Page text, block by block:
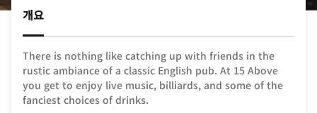
개요
There is nothing like catching up with friends in the
rustic ambiance of a classic English pub. At 15 Above
you get to enjoy live music, billiards, and some of the
fanciest choices of drinks.